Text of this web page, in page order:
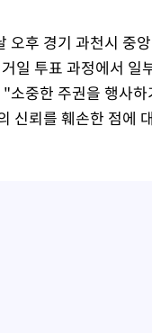
오후 경기 과천시 중
일 투표 과정에서
중한 주권을 행사
신뢰를 훼손한 점에